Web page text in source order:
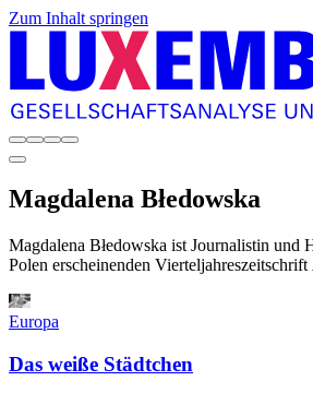
Zum Inhalt springen
Magdalena Błedowska
Magdalena Błedowska ist Journalistin und
Polen erscheinenden Vierteljahreszeitschrift
Europa
Das weiße Städtchen